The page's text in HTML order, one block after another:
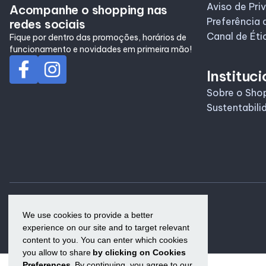
We use cookies to provide a better
experience on our site and to target relevant
content to you. You can enter which cookies
you allow to share by clicking on Cookies
Acompanhe o shopping nas
redes sociais
Fique por dentro das promoções, horários de
funcionamento e novidades em primeira mão!
Aviso de
Preferência
Canal de
Sobre o